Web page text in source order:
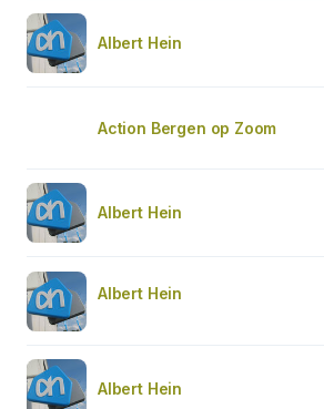
Albert Hein
Action Bergen op Zoom
Albert Hein
Albert Hein
Albert Hein